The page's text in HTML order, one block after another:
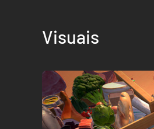
Visuais